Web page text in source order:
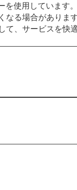
を使用しています
なる場合がありま
て、サービスを快